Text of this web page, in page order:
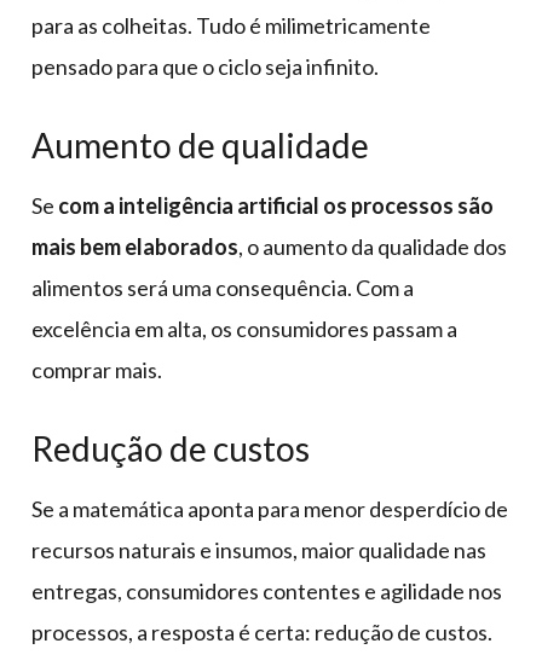
para as colheitas. Tudo é milimetricamente
pensado para que o ciclo seja infinito.
Aumento de qualidade
Se com a inteligência artificial os processos são
mais bem elaborados, o aumento da qualidade dos
alimentos será uma consequência. Com a
excelência em alta, os consumidores passam a
comprar mais.
Redução de custos
Se a matemática aponta para menor desperdício de
recursos naturais e insumos, maior qualidade nas
entregas, consumidores contentes e agilidade nos
processos, a resposta é certa: redução de custos.